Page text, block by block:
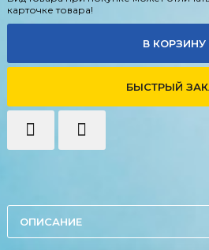
карточке товара!
В КОРЗИНУ
БЫСТРЫЙ
ОПИСАНИЕ